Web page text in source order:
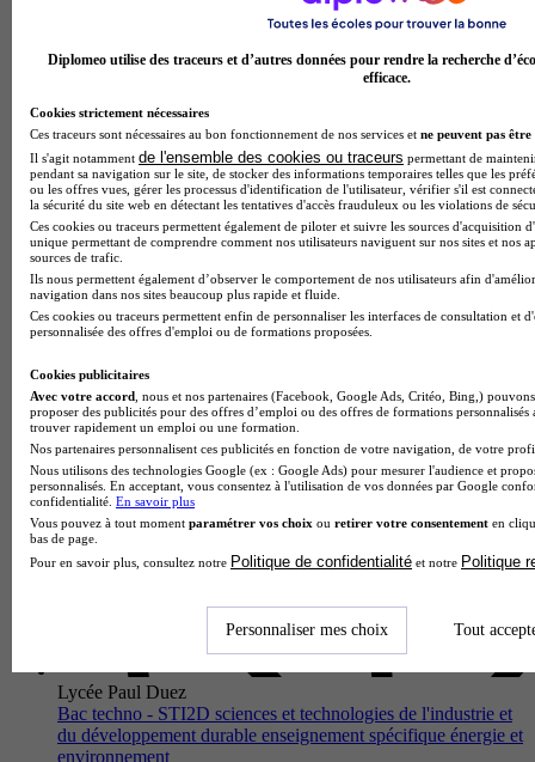
Lycée Jean Monnet
Bac techno - STI2D sciences et technologies de l'industrie et
du développement durable enseignement spécifique énergie et
environnement
Crépy-en-Valois 60800
Le Bac Technologique STI2D au Lycée Jean Monnet forme
solutions technologiques de demain. Dans l'enseignement
spécifique Énergie e…
Lycée Paul Duez
Bac techno - STI2D sciences et technologies de l'industrie et
du développement durable enseignement spécifique énergie et
environnement
Diplomeo utilise des traceurs et d’autres données pour rendre la recherche
efficace.
Cookies strictement nécessaires
Ces traceurs sont nécessaires au bon fonctionnement de nos services et ne peuvent pas être
Il s'agit notamment de l'ensemble des cookies ou traceurs permettant de
pendant sa navigation sur le site, de stocker des informations temporaires telles que les
ou les offres vues, gérer les processus d'identification de l'utilisateur, vérifier s'il est
la sécurité du site web en détectant les tentatives d'accès frauduleux ou les violations de
Ces cookies ou traceurs permettent également de piloter et suivre les sources d'acquisition
unique permettant de comprendre comment nos utilisateurs naviguent sur nos sites et nos
sources de trafic.
Ils nous permettent également d’observer le comportement de nos utilisateurs afin
navigation dans nos sites beaucoup plus rapide et fluide.
Ces cookies ou traceurs permettent enfin de personnaliser les interfaces de consultation et
personnalisée des offres d'emploi ou de formations proposées.
Cookies publicitaires
Avec votre accord , nous et nos partenaires (Facebook, Google Ads, Critéo, Bing,)
proposer des publicités pour des offres d’emploi ou des offres de formations
trouver rapidement un emploi ou une formation.
Nos partenaires personnalisent ces publicités en fonction de votre navigation, de votre
Nous utilisons des technologies Google (ex : Google Ads) pour mesurer l'audience et
personnalisés. En acceptant, vous consentez à l'utilisation de vos données par Google
confidentialité. En savoir plus
Vous pouvez à tout moment paramétrer vos choix ou retirer votre consentement en
bas de page.
Pour en savoir plus, consultez notre Politique de confidentialité et notre Politique
Personnaliser mes choix Tout